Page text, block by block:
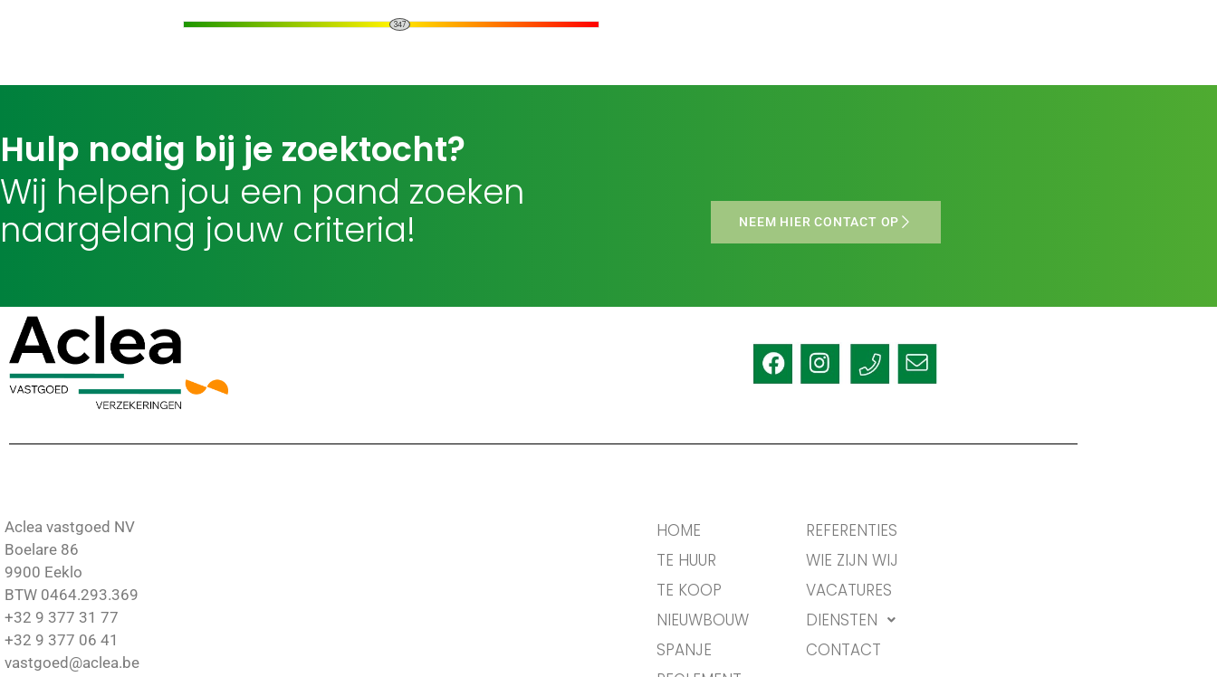
347
Hulp nodig bij je zoektocht?
Wij helpen jou een pand zoeken
naargelang jouw criteria!
NEEM HIER CONTACT OP
Aclea vastgoed NV
Boelare 86
9900 Eeklo
BTW 0464.293.369
+32 9 377 31 77
+32 9 377 06 41
vastgoed@aclea.be
HOME
TE HUUR
TE KOOP
NIEUWBOUW
SPANJE
REFERENTIES
WIE ZIJN WIJ
VACATURES
DIENSTEN
CONTACT